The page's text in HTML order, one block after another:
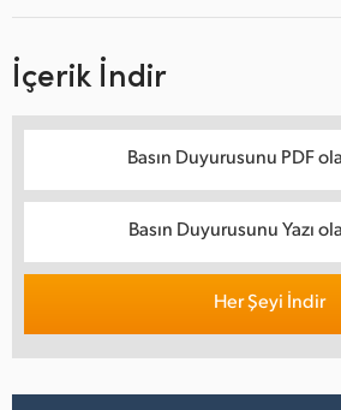
İçerik İndir
Basın Duyurusunu PDF
Basın Duyurusunu Yazı
Her Şeyi İndir